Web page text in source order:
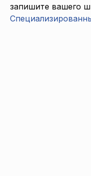
запишите вашего